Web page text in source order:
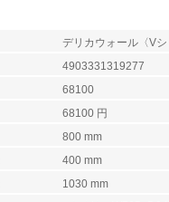
デリカウォール〈V
4903331319277
68100
68100 円
800 mm
400 mm
1030 mm